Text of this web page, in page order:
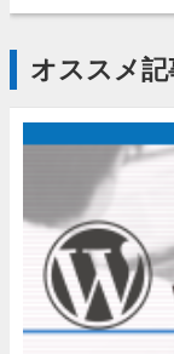
オススメ記